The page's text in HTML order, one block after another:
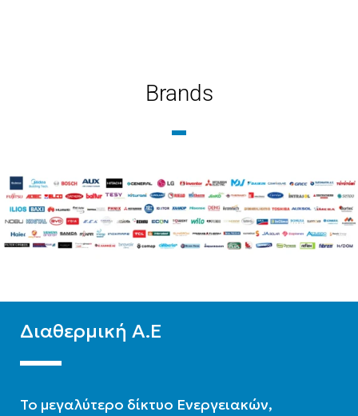
Δίστηλο ,Μονόστηλο ,
Τρίστηλο
ΤΎΠΟΣ ΒΡΌΓΧΟΥ
Δίστηλο ,Μονόστηλο ,
Τρίστηλο
Brands
Διαθερμική Α.Ε
To μεγαλύτερο δίκτυο Ενεργειακών,